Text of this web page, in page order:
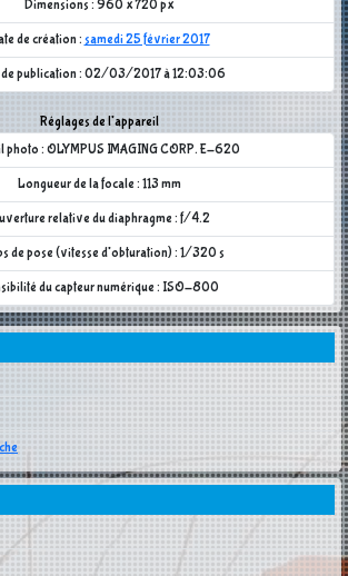
Dimensions : 960 x 720 px
de création : samedi 25 février 2017
de publication : 02/03/2017 à 12:03:06
Réglages de l'appareil
photo : OLYMPUS IMAGING CORP. E-620
Longueur de la focale : 113 mm
relative du diaphragme : f/4.2
de pose (vitesse d'obturation) : 1/320 s
du capteur numérique : ISO-800